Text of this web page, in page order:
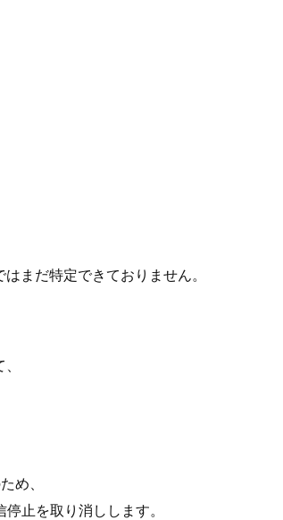
まだ特定できておりません。
め、
止を取り消しします。